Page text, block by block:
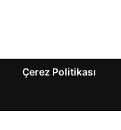
Çerez Politikası